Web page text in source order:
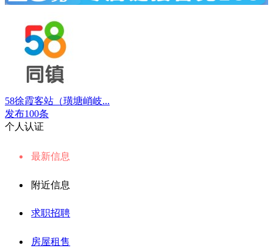
58徐霞客站（璜塘峭岐...
发布100条
个人认证
最新信息
附近信息
求职招聘
房屋租售